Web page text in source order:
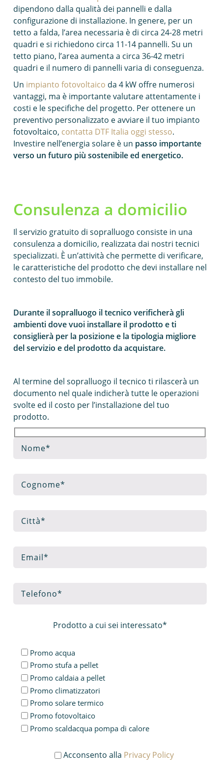
dipendono dalla qualità dei pannelli e dalla
configurazione di installazione. In genere, per un
tetto a falda, l’area necessaria è di circa 24-28 metri
quadri e si richiedono circa 11-14 pannelli. Su un
tetto piano, l’area aumenta a circa 36-42 metri
quadri e il numero di pannelli varia di conseguenza.
Un impianto fotovoltaico da 4 kW offre numerosi
vantaggi, ma è importante valutare attentamente i
costi e le specifiche del progetto. Per ottenere un
preventivo personalizzato e avviare il tuo impianto
fotovoltaico, contatta DTF Italia oggi stesso.
Investire nell’energia solare è un passo importante
verso un futuro più sostenibile ed energetico.
Consulenza a domicilio
Il servizio gratuito di sopralluogo consiste in una
consulenza a domicilio, realizzata dai nostri tecnici
specializzati. È un’attività che permette di verificare,
le caratteristiche del prodotto che devi installare nel
contesto del tuo immobile.
Durante il sopralluogo il tecnico verificherà gli
ambienti dove vuoi installare il prodotto e ti
consiglierà per la posizione e la tipologia migliore
del servizio e del prodotto da acquistare.
Al termine del sopralluogo il tecnico ti rilascerà un
documento nel quale indicherà tutte le operazioni
svolte ed il costo per l’installazione del tuo
prodotto.
Prodotto a cui sei interessato*
Promo acqua
Promo stufa a pellet
Promo caldaia a pellet
Promo climatizzatori
Promo solare termico
Promo fotovoltaico
Promo scaldacqua pompa di calore
Acconsento alla Privacy Policy